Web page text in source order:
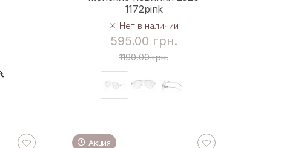
1172pink
Нет в наличии
595.00 грн.
1190.00 грн.
Акция